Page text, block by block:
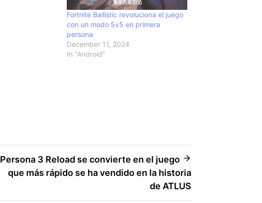
Fortnite Ballistic revoluciona el juego
con un modo 5v5 en primera
persona
December 11, 2024
In "Android"
Persona 3 Reload se convierte en el juego
que más rápido se ha vendido en la historia
de ATLUS